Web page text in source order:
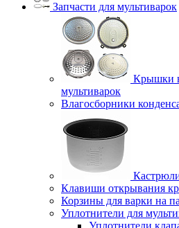
Запчасти для мультиварок
Крышки
мультиварок
Влагосборники
Клавиши открывания
Корзины для варки на
Уплотнители для
Уплотнители